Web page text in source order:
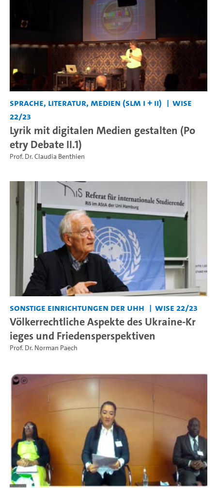
Sprache, Literatur, Medien (SLM I + II)
WiSe
22/23
Lyrik mit digitalen Medien gestalten (Po
etry Debate II.1)
Prof. Dr. Claudia Benthien
Sonstige Einrichtungen der UHH WiSe 22/23
Völkerrechtliche Aspekte des Ukraine-Kr
ieges und Friedensperspektiven
Prof. Dr. Norman Paech